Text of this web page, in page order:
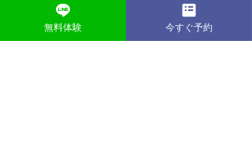
レッチ方法
無料体験 今すぐ予約